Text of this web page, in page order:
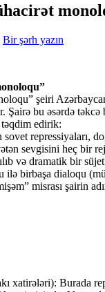
Bir şərh yazın
şeiri
bu əsərdə
edirik:
repressiyaları,
sevgisini heç bir
və dramatik bir
ilə birbaşa dialoqu
misrası şairin
xatirələri): Burada